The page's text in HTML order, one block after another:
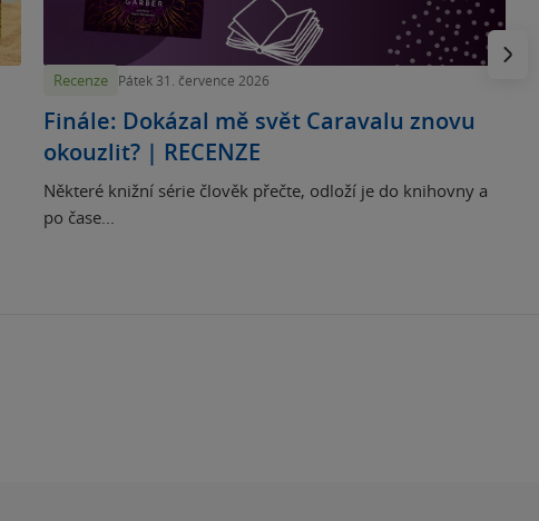
Recenze Pátek 31. července 2026
Finále: Dokázal mě svět Caravalu znovu
okouzlit? | RECENZE
Některé knižní série člověk přečte, odloží je do knihovny a
po čase...